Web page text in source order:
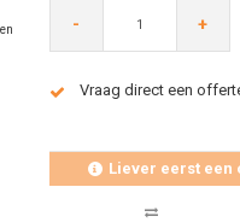
- +
Vraag direct een
Liever eerst een